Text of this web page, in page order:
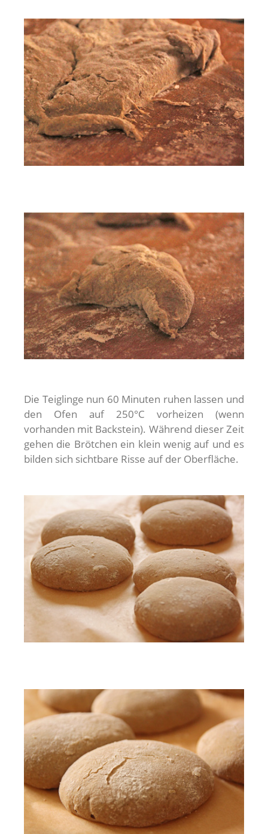
Die Teiglinge nun 60 Minuten ruhen lassen und
den Ofen auf 250°C vorheizen (wenn
vorhanden mit Backstein). Während dieser Zeit
gehen die Brötchen ein klein wenig auf und es
bilden sich sichtbare Risse auf der Oberfläche.